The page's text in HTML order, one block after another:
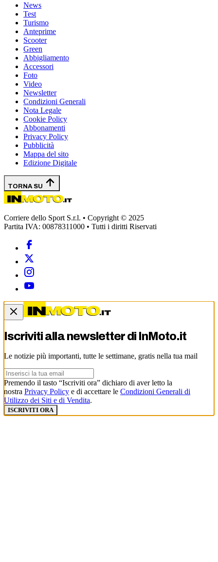
News
Test
Turismo
Anteprime
Scooter
Green
Abbigliamento
Accessori
Foto
Video
Newsletter
Condizioni Generali
Nota Legale
Cookie Policy
Abbonamenti
Privacy Policy
Pubblicità
Mappa del sito
Edizione Digitale
TORNA SU
Corriere dello Sport S.r.l. • Copyright © 2025
Partita IVA: 00878311000 • Tutti i diritti Riservati
Iscriviti alla newsletter di InMoto.it
Le notizie più importanti, tutte le settimane, gratis nella tua mail
Premendo il tasto “Iscriviti ora” dichiaro di aver letto la
nostra Privacy Policy e di accettare le Condizioni Generali di
Utilizzo dei Siti e di Vendita.
ISCRIVITI ORA